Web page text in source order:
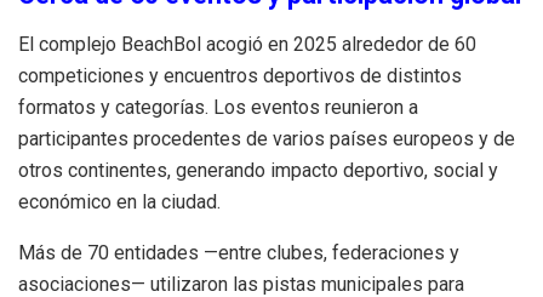
El complejo BeachBol acogió en 2025 alrededor de 60
competiciones y encuentros deportivos de distintos
formatos y categorías. Los eventos reunieron a
participantes procedentes de varios países europeos y de
otros continentes, generando impacto deportivo, social y
económico en la ciudad.
Más de 70 entidades —entre clubes, federaciones y
asociaciones— utilizaron las pistas municipales para